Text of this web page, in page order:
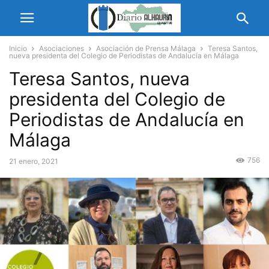
Inicio Asociaciones Asociación de Prensa Málaga
Teresa Santos,
nueva presidenta del Colegio de Periodistas de Andalucía en Málaga
Teresa Santos, nueva
presidenta del Colegio de
Periodistas de Andalucía en
Málaga
21 enero, 2021 756